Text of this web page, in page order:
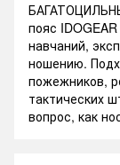
пояс
навчаний,
ношению.
пожежников,
тактических
вопрос, как